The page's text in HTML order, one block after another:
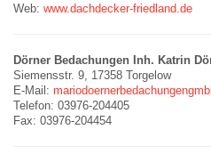
Web: www.dachdecker-friedland.de
Dörner Bedachungen Inh. Katrin
Siemensstr. 9, 17358 Torgelow
E-Mail:
Telefon: 03976-204405
Fax: 03976-204454